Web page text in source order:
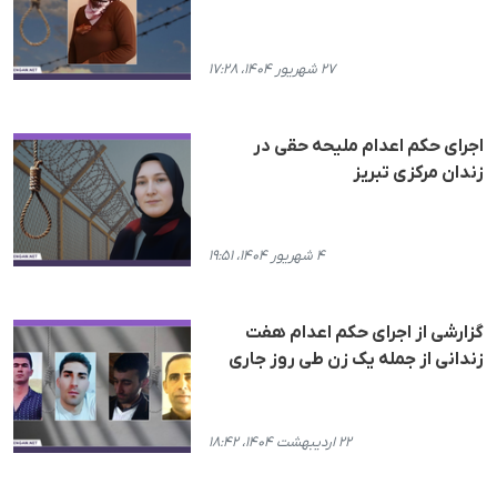
۲۷ شهریور ۱۴۰۴، ۱۷:۲۸
اجرای حکم اعدام ملیحە حقی در
زندان مرکزی تبریز
۴ شهریور ۱۴۰۴، ۱۹:۵۱
گزارشی از اجرای حکم اعدام هفت
زندانی از جمله یک زن طی روز جاری
۲۲ اردیبهشت ۱۴۰۴، ۱۸:۴۲